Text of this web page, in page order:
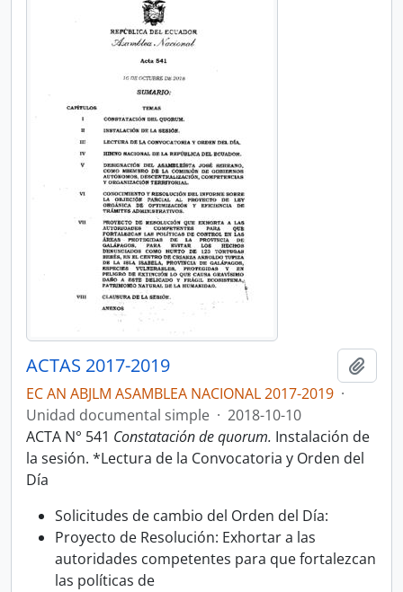
ACTAS 2017-2019
EC AN ABJLM ASAMBLEA NACIONAL 2017-2019 ·
Unidad documental simple · 2018-10-10
ACTA N° 541 Constatación de quorum. Instalación de
la sesión. *Lectura de la Convocatoria y Orden del
Día
Solicitudes de cambio del Orden del Día:
Proyecto de Resolución: Exhortar a las
autoridades competentes para que fortalezcan
las políticas de